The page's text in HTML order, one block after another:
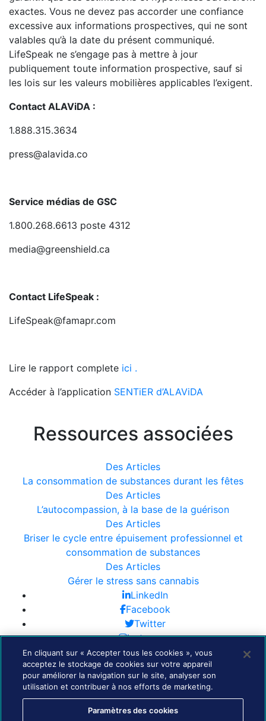
exactes. Vous ne devez pas accorder une confiance
excessive aux informations prospectives, qui ne sont
valables qu’à la date du présent communiqué.
LifeSpeak ne s’engage pas à mettre à jour
publiquement toute information prospective, sauf si
les lois sur les valeurs mobilières applicables l’exigent.
Contact ALAViDA :
1.888.315.3634
press@alavida.co
Service médias de GSC
1.800.268.6613 poste 4312
media@greenshield.ca
Contact LifeSpeak :
LifeSpeak@famapr.com
Lire le rapport complete ici .
Accéder à l’application SENTiER d’ALAViDA
Ressources associées
Des Articles
La consommation de substances durant les fêtes
Des Articles
L’autocompassion, à la base de la guérison
Des Articles
Briser le cycle entre épuisement professionnel et
consommation de substances
Des Articles
Gérer le stress sans cannabis
LinkedIn
Facebook
Twitter
Instagram
Ressources
Contactez-nous
En cliquant sur « Accepter tous les cookies », vous
acceptez le stockage de cookies sur votre appareil
pour améliorer la navigation sur le site, analyser son
utilisation et contribuer à nos efforts de marketing.
Paramètres des cookies